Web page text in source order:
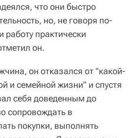
что они быстро
но, не говоря по-
работу практически
он.
он отказался от "какой-
и семейной жизни" и спустя
себя доведенным до
сопровождать в
покупки, выполнять